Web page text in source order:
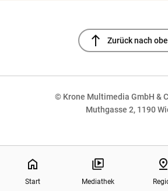
north Zurück nach
© Krone Multimedia GmbH &
Muthgasse 2, 1190
home
Start Mediathek
pin_drop
NaN%